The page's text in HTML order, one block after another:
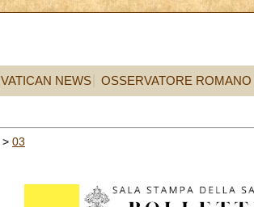
VATICAN NEWS OSSERVATORE ROMANO
> 03